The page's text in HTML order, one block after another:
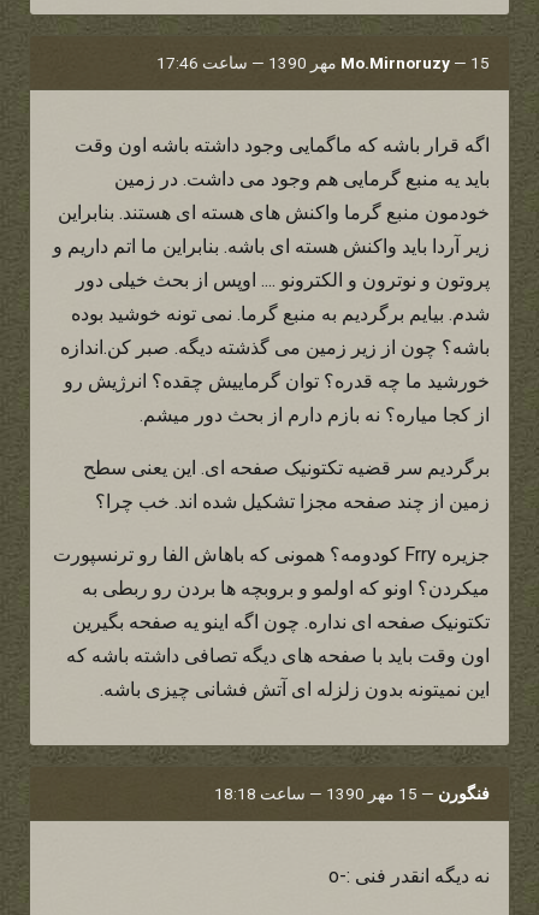
Mo.Mirnoruzy — 15 مهر 1390 — ساعت 17:46
اگه قرار باشه که ماگمایی وجود داشته باشه اون وقت
باید یه منبع گرمایی هم وجود می داشت. در زمین
خودمون منبع گرما واکنش های هسته ای هستند. بنابراین
زیر آردا باید واکنش هسته ای باشه. بنابراین ما اتم داریم و
پروتون و نوترون و الکترونو .... اوپس از بحث خیلی دور
شدم. بیایم برگردیم به منبع گرما. نمی تونه خوشید بوده
باشه؟ چون از زیر زمین می گذشته دیگه. صبر کن.اندازه
خورشید ما چه قدره؟ توان گرماییش چقده؟ انرژیش رو
از کجا میاره؟ نه بازم دارم از بحث دور میشم.
برگردیم سر قضیه تکتونیک صفحه ای. این یعنی سطح
زمین از چند صفحه مجزا تشکیل شده اند. خب چرا؟
جزیره Frry کودومه؟ همونی که باهاش الفا رو ترنسپورت
میکردن؟ اونو که اولمو و بروبچه ها بردن رو ربطی به
تکتونیک صفحه ای نداره. چون اگه اینو یه صفحه بگیرین
اون وقت باید با صفحه های دیگه تصافی داشته باشه که
این نمیتونه بدون زلزله ای آتش فشانی چیزی باشه.
فنگورن — 15 مهر 1390 — ساعت 18:18
نه دیگه انقدر فنی :-o